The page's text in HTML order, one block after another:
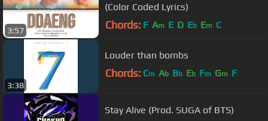
3:57
(Color Coded Lyrics)
Chords: F Am E D Eb Em C
3:38
Louder than bombs
Chords: Cm Ab Bb Eb Fm Gm F
Stay Alive (Prod. SUGA of BTS)